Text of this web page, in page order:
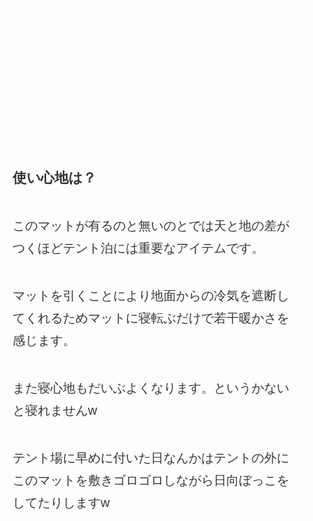
使い心地は？
このマットが有るのと無いのとでは天と地の差が
つくほどテント泊には重要なアイテムです。
マットを引くことにより地面からの冷気を遮断し
てくれるためマットに寝転ぶだけで若干暖かさを
感じます。
また寝心地もだいぶよくなります。というかない
と寝れませんw
テント場に早めに付いた日なんかはテントの外に
このマットを敷きゴロゴロしながら日向ぼっこを
してたりしますw